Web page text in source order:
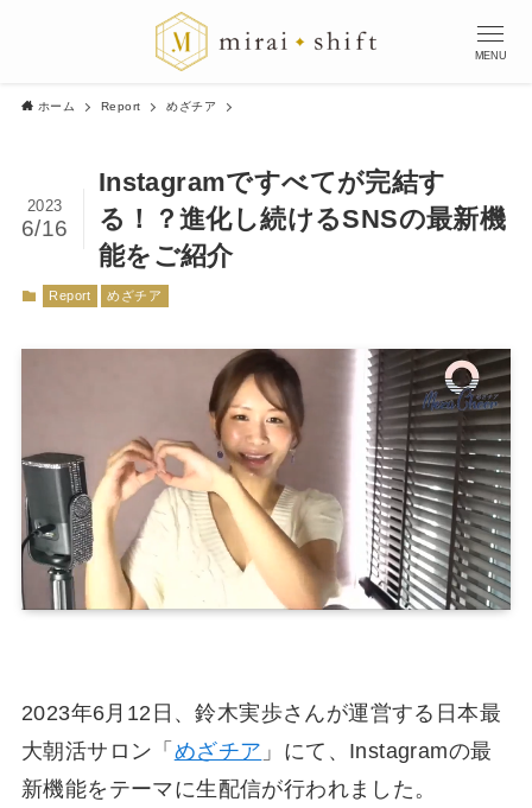
MENU
ホーム Report めざチア
Instagramですべてが完結す
る！？進化し続けるSNSの最新機
能をご紹介
2023
6/16
Report めざチア
2023年6月12日、鈴木実歩さんが運営する日本最
大朝活サロン「 めざチア 」にて、Instagramの最
新機能をテーマに生配信が行われました。